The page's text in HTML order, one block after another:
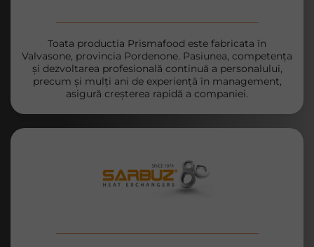
Toata productia Prismafood este fabricata în
Valvasone, provincia Pordenone. Pasiunea, competența
și dezvoltarea profesională continuă a personalului,
precum și mulți ani de experiență în management,
asigură creșterea rapidă a companiei.